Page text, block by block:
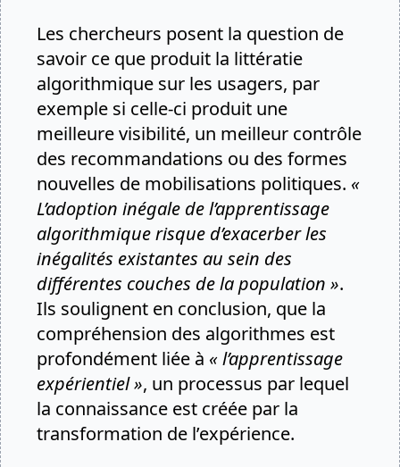
Les chercheurs posent la question de
savoir ce que produit la littératie
algorithmique sur les usagers, par
exemple si celle-ci produit une
meilleure visibilité, un meilleur contrôle
des recommandations ou des formes
nouvelles de mobilisations politiques. «
L’adoption inégale de l’apprentissage
algorithmique risque d’exacerber les
inégalités existantes au sein des
différentes couches de la population ».
Ils soulignent en conclusion, que la
compréhension des algorithmes est
profondément liée à « l’apprentissage
expérientiel », un processus par lequel
la connaissance est créée par la
transformation de l’expérience.